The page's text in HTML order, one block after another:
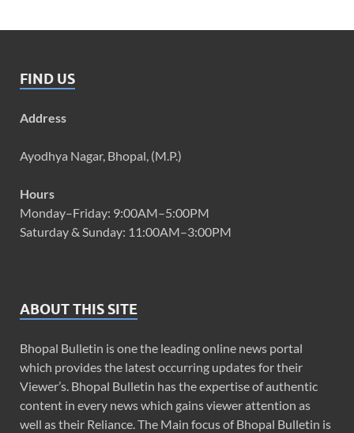
FIND US
Address
Ayodhya Nagar, Bhopal, (M.P.)
Hours
Monday–Friday: 9:00AM–5:00PM
Saturday & Sunday: 11:00AM–3:00PM
ABOUT THIS SITE
Bhopal Bulletin is one the leading online news portal
which provides the latest occurring updates for their
Viewer’s. Bhopal Bulletin has the expertise of authentic
content in every news which gains viewer attention as
well as their Reliance. The Main focus of Bhopal Bulletin is